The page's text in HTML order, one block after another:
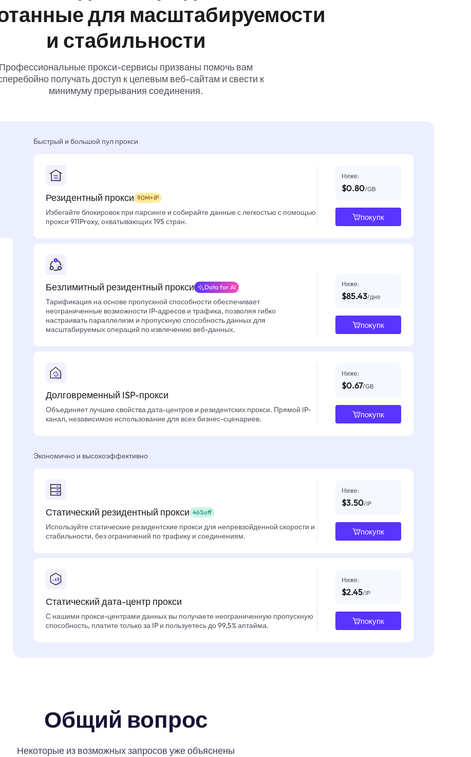
для масштабируемости
и стабильности
Профессиональные прокси-сервисы призваны помочь вам
получать доступ к целевым веб-сайтам и свести к
минимуму прерывания соединения.
Быстрый и большой пул прокси
Резидентный прокси 90M+IP
Избегайте блокировок при парсинге и собирайте данные с легкостью с помощью
прокси 911Proxy, охватывающих 195 стран.
Ниже:
$0.80/GB
покупк
Безлимитный резидентный прокси Data for AI
Тарификация на основе пропускной способности обеспечивает
неограниченные возможности IP-адресов и трафика, позволяя гибко
настраивать параллелизм и пропускную способность данных для
масштабируемых операций по извлечению веб-данных.
Ниже:
$85.43/дне
покупк
Долговременный ISP-прокси
Объединяет лучшие свойства дата-центров и резидентских прокси. Прямой IP-
канал, независимое использование для всех бизнес-сценариев.
Ниже:
$0.67/GB
покупк
Экономично и высокоэффективно
Статический резидентный прокси 46%off
Используйте статические резидентские прокси для непревзойденной скорости и
стабильности, без ограничений по трафику и соединениям.
Ниже:
$3.50/IP
покупк
Статический дата-центр прокси
С нашими прокси-центрами данных вы получаете неограниченную пропускную
способность, платите только за IP и пользуетесь до 99,5% аптайма.
Ниже:
$2.45/IP
покупк
Общий вопрос
Некоторые из возможных запросов уже объяснены